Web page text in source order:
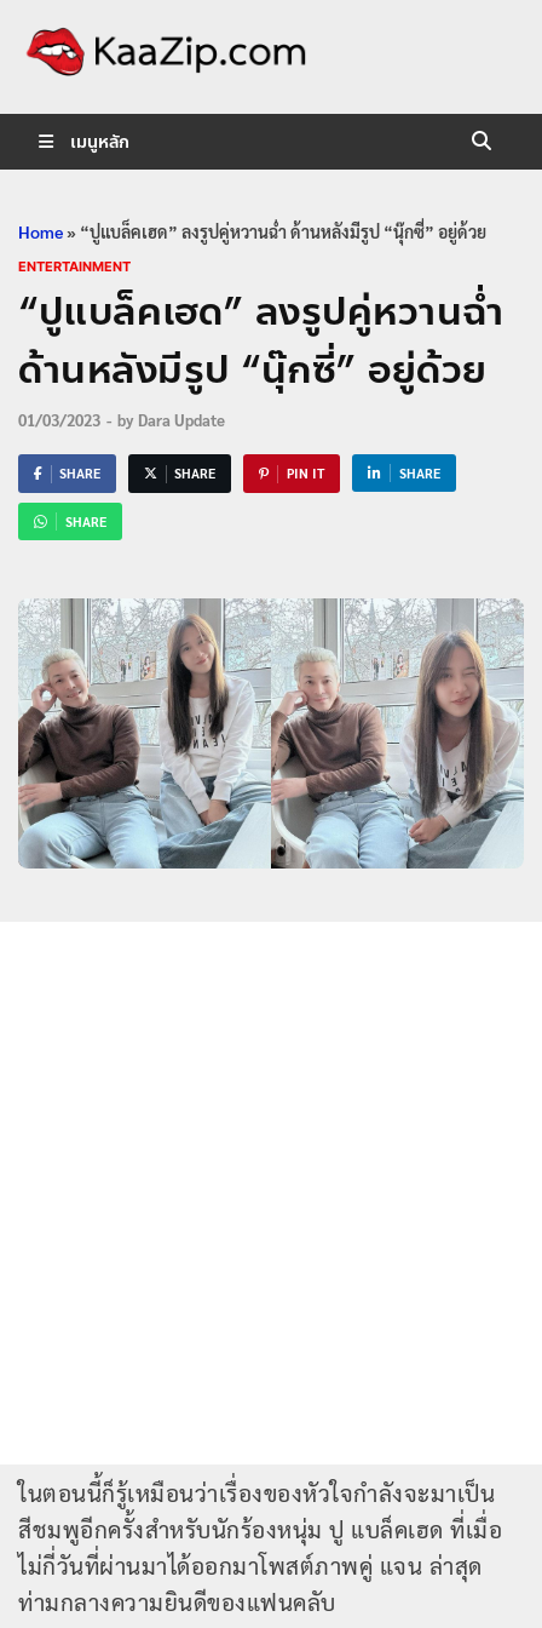
เมนูหลัก
Home» “ปูแบล็คเฮด” ลงรูปคู่หวานฉ่ำ ด้านหลังมีรูป “นุ๊กซี่” อยู่ด้วย
ENTERTAINMENT
“ปูแบล็คเฮด” ลงรูปคู่หวานฉ่ำ
ด้านหลังมีรูป “นุ๊กซี่” อยู่ด้วย
01/03/2023 - by Dara Update
SHARE SHARE PIN IT SHARE
SHARE
ในตอนนี้ก็รู้เหมือนว่าเรื่องของหัวใจกำลังจะมาเป็น
สีชมพูอีกครั้งสำหรับนักร้องหนุ่ม ปู แบล็คเฮด ที่เมื่อ
ไม่กี่วันที่ผ่านมาได้ออกมาโพสต์ภาพคู่ แจน ล่าสุด
ท่ามกลางความยินดีของแฟนคลับ